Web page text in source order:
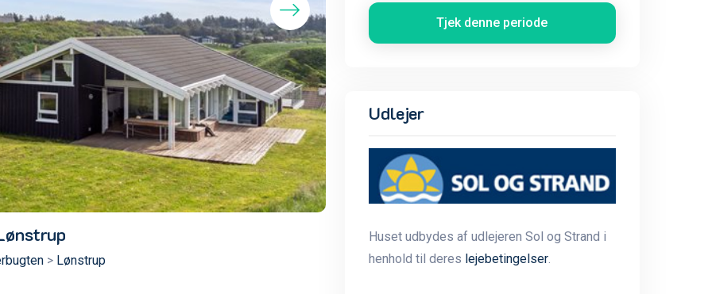
> Lønstrup
Tjek denne periode
Udlejer
Huset udbydes af udlejeren Sol og Strand i
henhold til deres lejebetingelser.